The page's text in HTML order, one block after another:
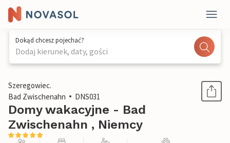
Dokąd chcesz pojechać?
Dodaj kierunek, daty, gości
1 / 1
Szeregowiec.
Bad Zwischenahn
DNS031
Domy wakacyjne - Bad
Zwischenahn , Niemcy